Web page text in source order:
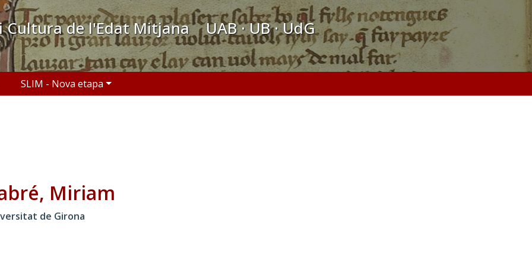
de l'Edat Mitjana UAB · UB · UdG
SLIM - Nova etapa
Miriam
de Girona